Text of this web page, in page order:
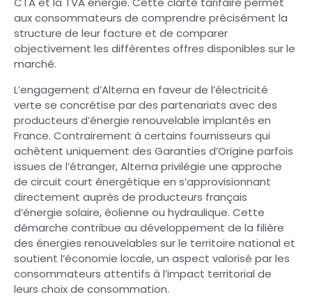
aux consommateurs de comprendre précisément la
structure de leur facture et de comparer
objectivement les différentes offres disponibles sur le
marché.
L’engagement d’Alterna en faveur de l’électricité
verte se concrétise par des partenariats avec des
producteurs d’énergie renouvelable implantés en
France. Contrairement à certains fournisseurs qui
achètent uniquement des Garanties d’Origine parfois
issues de l’étranger, Alterna privilégie une approche
de circuit court énergétique en s’approvisionnant
directement auprès de producteurs français
d’énergie solaire, éolienne ou hydraulique. Cette
démarche contribue au développement de la filière
des énergies renouvelables sur le territoire national et
soutient l’économie locale, un aspect valorisé par les
consommateurs attentifs à l’impact territorial de
leurs choix de consommation.